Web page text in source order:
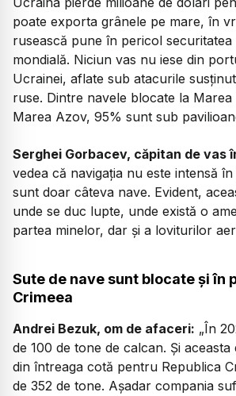
poate exporta grânele pe mare, în
rusească pune în pericol securitatea
mondială. Niciun vas nu iese din
Ucrainei, aflate sub atacurile
ruse. Dintre navele blocate la Marea
Marea Azov, 95% sunt sub
Serghei Gorbacev, căpitan de vas
vedea că navigația nu este intensă
sunt doar câteva nave. Evident,
unde se duc lupte, unde există o
partea minelor, dar și a loviturilor
Sute de nave sunt blocate și în
Crimeea
Andrei Bezuk, om de afaceri: „În
de 100 de tone de calcan. Și
din întreaga cotă pentru Republica
de 352 de tone. Așadar compania